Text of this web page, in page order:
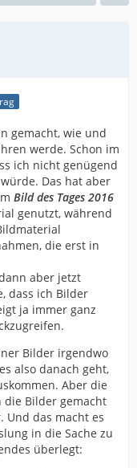
gemacht, wie und
werde. Schon im
ich nicht genügend
Das hat aber
Bild des Tages 2016
genutzt, während
die erst in
aber jetzt
dass ich Bilder
ja immer ganz
Bilder irgendwo
also danach geht,
Aber die
die Bilder gemacht
das macht es
in die Sache zu
überlegt: